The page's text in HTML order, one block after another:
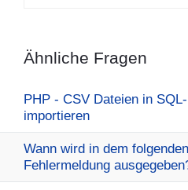
Ähnliche Fragen
PHP - CSV Dateien in
importieren
Wann wird in dem
Fehlermeldung